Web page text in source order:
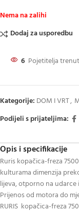
Nema na zalihi
Dodaj za usporedbu
6 Pojetitelja
Kategorije: DOM I VRT,
Podijeli s prijateljima:
Opis i specifikacije
Ruris kopačica-freza
kulturama dimenzija
lijeva, otporno na
Prijenos od motora do
RURIS kopačica-freza